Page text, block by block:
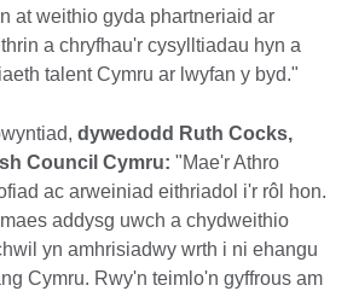
at weithio gyda phartneriaid ar
a chryfhau'r cysylltiadau hyn a
talent Cymru ar lwyfan y byd."
dywedodd Ruth Cocks,
Council Cymru: "Mae'r Athro
ac arweiniad eithriadol i'r rôl hon.
addysg uwch a chydweithio
yn amhrisiadwy wrth i ni ehangu
Cymru. Rwy'n teimlo'n gyffrous am